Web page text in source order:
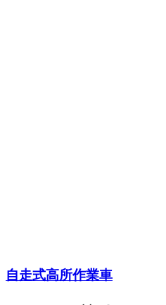
自走式高所作業車